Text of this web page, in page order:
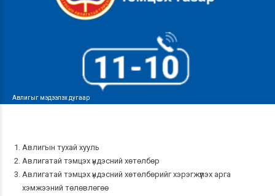
Авлигыг мэдээлэх дугаар
Авлигын тухай хууль
Авлигатай тэмцэх үндэсний хөтөлбөр
Авлигатай тэмцэх үндэсний хөтөлбөрийг хэрэгжүүлэх арга
хэмжээний төлөвлөгөө